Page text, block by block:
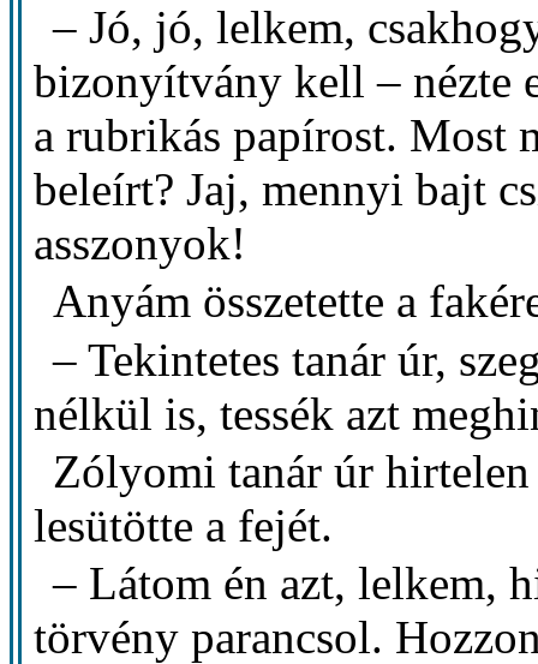
– Jó, jó, lelkem,
bizonyítvány kell – nézte
a rubrikás papírost. Most
beleírt? Jaj, mennyi bajt
asszonyok!
Anyám összetette a
– Tekintetes tanár úr,
nélkül is, tessék azt
Zólyomi tanár úr hirtelen
lesütötte a fejét.
– Látom én azt, lelkem,
törvény parancsol.